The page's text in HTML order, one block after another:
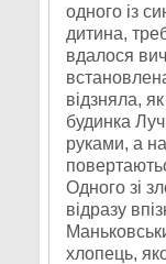
одного із
дитина,
вдалося
відзняла,
будинка
руками, а
Одного зі
відразу
хлопець,